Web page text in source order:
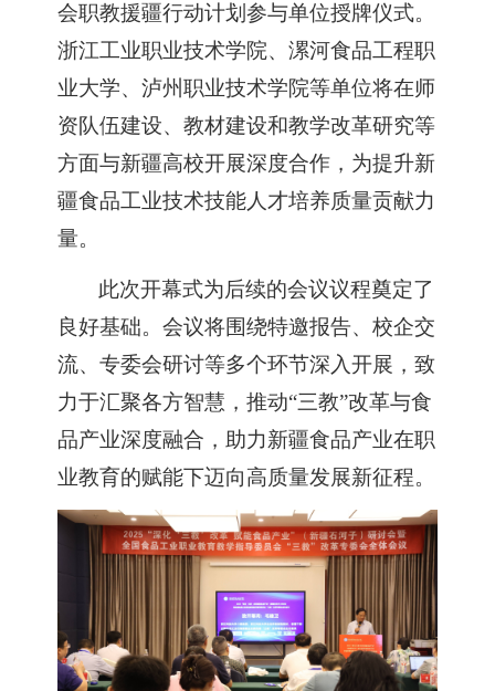
会职教援疆行动计划参与单位授牌仪式。
浙江工业职业技术学院、漯河食品工程职
业大学、泸州职业技术学院等单位将在师
资队伍建设、教材建设和教学改革研究等
方面与新疆高校开展深度合作，为提升新
疆食品工业技术技能人才培养质量贡献力
量。
此次开幕式为后续的会议议程奠定了
良好基础。会议将围绕特邀报告、校企交
流、专委会研讨等多个环节深入开展，致
力于汇聚各方智慧，推动“三教”改革与食
品产业深度融合，助力新疆食品产业在职
业教育的赋能下迈向高质量发展新征程。